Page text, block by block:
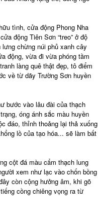
tình, cửa động Phong Nha
động Tiên Sơn “treo” ở độ
chừng núi phủ xanh cây
động, vừa đi vừa phóng tầm
làng quê thật đẹp, tô điểm
về từ dãy Trường Sơn huyền
bước vào lâu đài của thạch
óng ánh sắc màu huyền
đáo, thỉnh thoảng lại thả xuống
lồ của tạo hóa... sẽ làm bất
cột đá màu cẩm thạch lung
xem như lạc vào chốn bồng
còn cộng hưởng âm, khi gõ
cồng chiêng vọng ra từ